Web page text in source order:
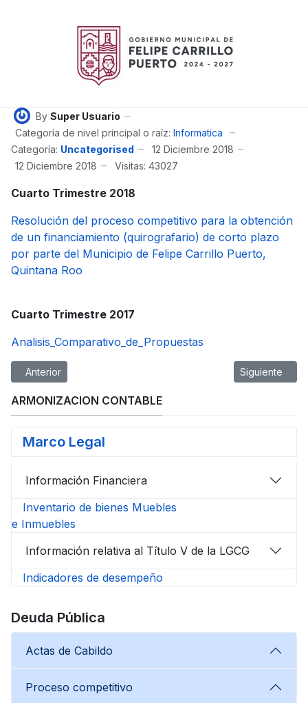
By Super Usuario
Categoría de nivel principal o raíz: Informatica
Categoría: Uncategorised
12 Diciembre 2018
12 Diciembre 2018
Visitas: 43027
Cuarto Trimestre 2018
Resolución del proceso competitivo para la obtención
de un financiamiento (quirografario) de corto plazo
por parte del Municipio de Felipe Carrillo Puerto,
Quintana Roo
Cuarto Trimestre 2017
Analisis_Comparativo_de_Propuestas
Artículo anterior: AvisodePrivacidad
Anterior Artículo
Siguiente
ARMONIZACION CONTABLE
Marco Legal
Información Financiera
Inventario de bienes Muebles
e Inmuebles
Información relativa al Título V de la LGCG
Indicadores de desempeño
Deuda Pública
Actas de Cabildo
Proceso competitivo